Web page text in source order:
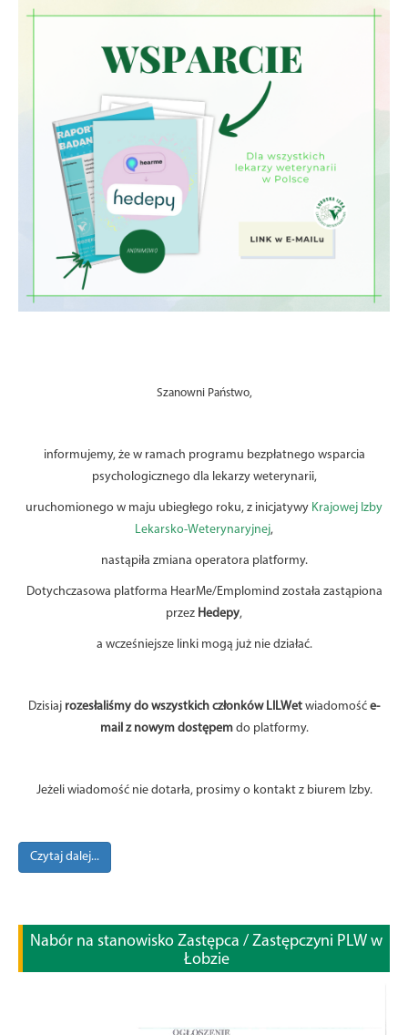
Szanowni Państwo,
informujemy, że w ramach programu bezpłatnego wsparcia
psychologicznego dla lekarzy weterynarii,
uruchomionego w maju ubiegłego roku, z inicjatywy Krajowej Izby
Lekarsko-Weterynaryjnej,
nastąpiła zmiana operatora platformy.
Dotychczasowa platforma HearMe/Emplomind została zastąpiona
przez Hedepy,
a wcześniejsze linki mogą już nie działać.
Dzisiaj rozesłaliśmy do wszystkich członków LILWet wiadomość e-
mail z nowym dostępemdo platformy.
Jeżeli wiadomość nie dotarła, prosimy o kontakt z biurem Izby.
Czytaj dalej...
Nabór na stanowisko Zastępca / Zastępczyni PLW w
Łobzie